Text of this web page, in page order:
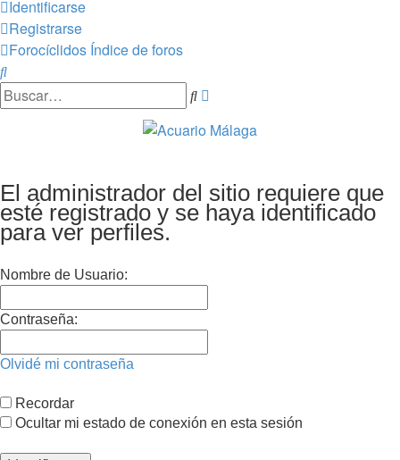
Identificarse
Registrarse
Forocíclidos Índice de foros
Buscar
Buscar
El administrador del sitio requiere que
esté registrado y se haya identificado
para ver perfiles.
Nombre de Usuario:
Contraseña:
Olvidé mi contraseña
Recordar
Ocultar mi estado de conexión en esta sesión